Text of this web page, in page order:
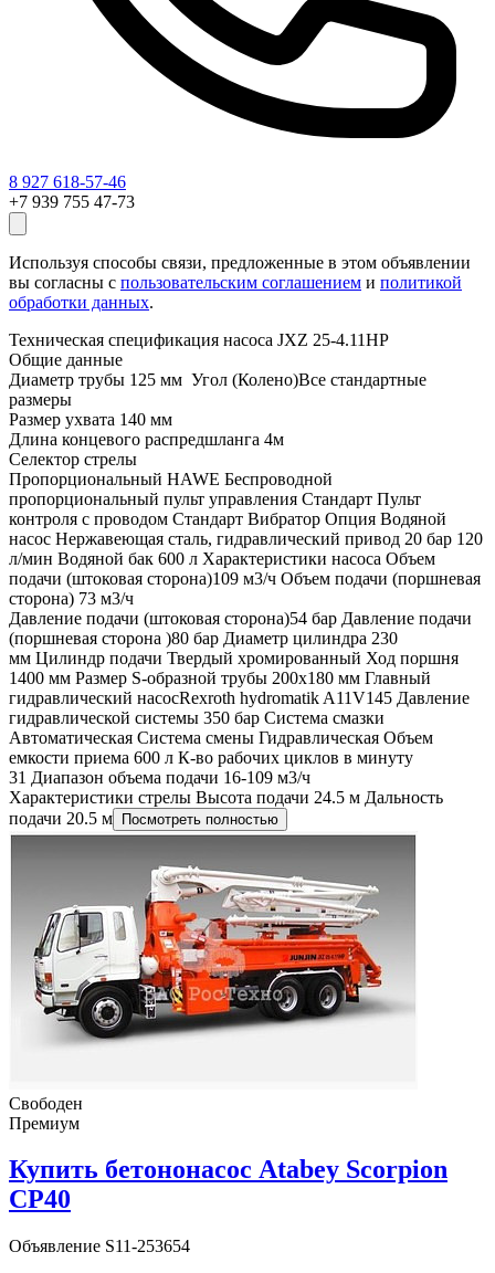
8 927 618-57-46
+7 939 755 47-73
Используя способы связи, предложенные в этом объявлении
вы согласны с пользовательским соглашением и политикой
обработки данных.
Техническая спецификация насоса JXZ 25-4.11HP
Общие данные
Диаметр трубы 125 мм Угол (Колено)Все стандартные
размеры
Размер ухвата 140 мм
Длина концевого распредшланга 4м
Селектор стрелы
Пропорциональный HAWE Беспроводной
пропорциональный пульт управления Стандарт Пульт
контроля с проводом Стандарт Вибратор Опция Водяной
насос Нержавеющая сталь, гидравлический привод 20 бар 120
л/мин Водяной бак 600 л Характеристики насоса Объем
подачи (штоковая сторона)109 м3/ч Объем подачи (поршневая
сторона) 73 м3/ч
Давление подачи (штоковая сторона)54 бар Давление подачи
(поршневая сторона )80 бар Диаметр цилиндра 230
мм Цилиндр подачи Твердый хромированный Ход поршня
1400 мм Размер S-образной трубы 200х180 мм Главный
гидравлический насосRexroth hydromatik A11V145 Давление
гидравлической системы 350 бар Система смазки
Автоматическая Система смены Гидравлическая Объем
емкости приема 600 л К-во рабочих циклов в минуту
31 Диапазон объема подачи 16-109 м3/ч
Характеристики стрелы Высота подачи 24.5 м Дальность
подачи 20.5 м Посмотреть полностью
Свободен
Премиум
Купить бетононасос Atabey Scorpion
CP40
Объявление S11-253654